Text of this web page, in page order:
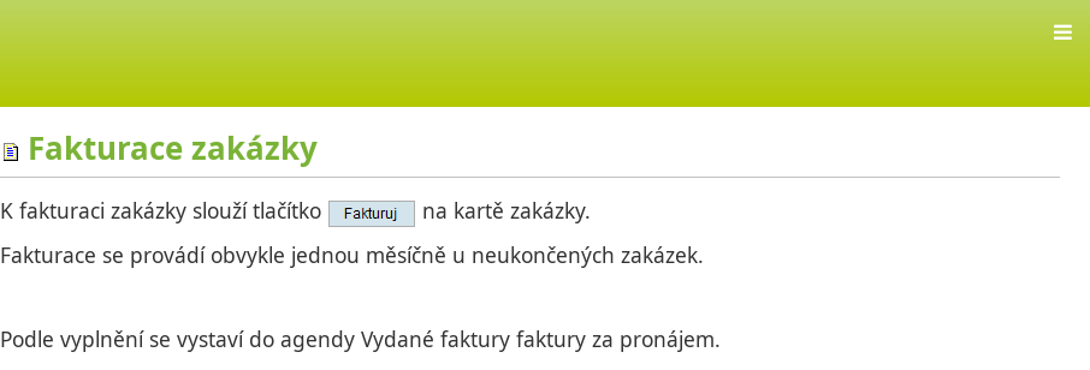
Fakturace zakázky
K fakturaci zakázky slouží tlačítko
na kartě zakázky.
Fakturace se provádí obvykle jednou měsíčně u neukončených zakázek.
Podle vyplnění se vystaví do agendy Vydané faktury faktury za pronájem.